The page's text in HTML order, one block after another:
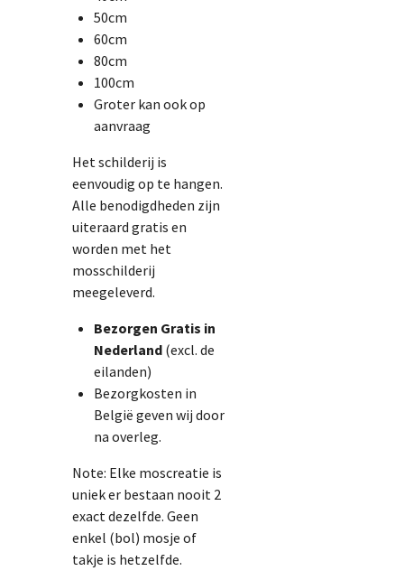
50cm
60cm
80cm
100cm
Groter kan ook op
aanvraag
Het schilderij is
eenvoudig op te hangen.
Alle benodigdheden zijn
uiteraard gratis en
worden met het
mosschilderij
meegeleverd.
Bezorgen Gratis in
Nederland (excl. de
eilanden)
Bezorgkosten in
België geven wij door
na overleg.
Note: Elke moscreatie is
uniek er bestaan nooit 2
exact dezelfde. Geen
enkel (bol) mosje of
takje is hetzelfde.